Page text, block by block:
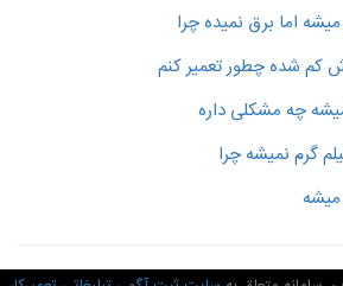
اما برق نمیده چرا
شده چطور تعمیر کنم
چه مشکلی داره
نمیشه چرا